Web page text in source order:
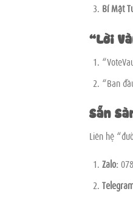
Bí Mật
“Lời
“Ban
Sẵn
Liên hệ
Zalo: